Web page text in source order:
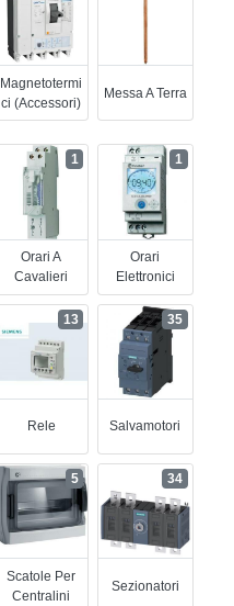
Magnetotermi
Ci (accessori)
Messa A Terra
Orari A
Cavalieri
1
Orari
Elettronici
1
Rele
13
Salvamotori
35
Scatole Per
Centralini
5
Sezionatori
34